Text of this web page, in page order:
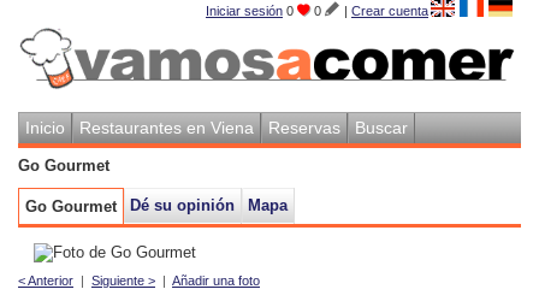
Iniciar sesión 0 0 | Crear cuenta
Inicio Restaurantes en Viena Reservas Buscar
Go Gourmet
Go Gourmet Dé su opinión Mapa
< Anterior | Siguiente > | Añadir una foto